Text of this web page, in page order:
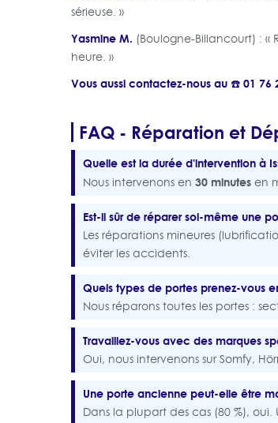
sérieuse. »
Yasmine M. (Boulogne-Billancourt) :
heure. »
Vous aussi contactez-nous au ☎️ 01 76
FAQ - Réparation et
Quelle est la durée d'intervention à
Nous intervenons en 30 minutesen
Est-il sûr de réparer soi-même une
Les réparations mineures
éviter les accidents.
Quels types de portes prenez-vous
Nous réparons toutes les portes :
Travaillez-vous avec des marques
Oui, nous intervenons sur Somfy,
Une porte ancienne peut-elle être
Dans la plupart des cas (80 %),